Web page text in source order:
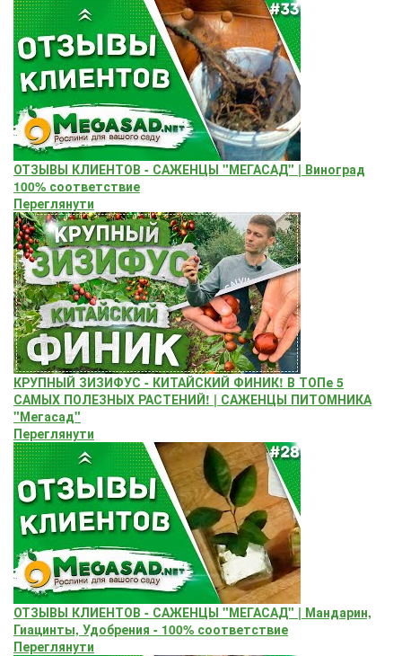
ОТЗЫВЫ КЛИЕНТОВ - САЖЕНЦЫ "МЕГАСАД" | Виноград
100% соответствие
Переглянути
КРУПНЫЙ ЗИЗИФУС - КИТАЙСКИЙ ФИНИК! В ТОПе 5
САМЫХ ПОЛЕЗНЫХ РАСТЕНИЙ! | САЖЕНЦЫ ПИТОМНИКА
"Мегасад"
Переглянути
ОТЗЫВЫ КЛИЕНТОВ - САЖЕНЦЫ "МЕГАСАД" | Мандарин,
Гиацинты, Удобрения - 100% соответствие
Переглянути